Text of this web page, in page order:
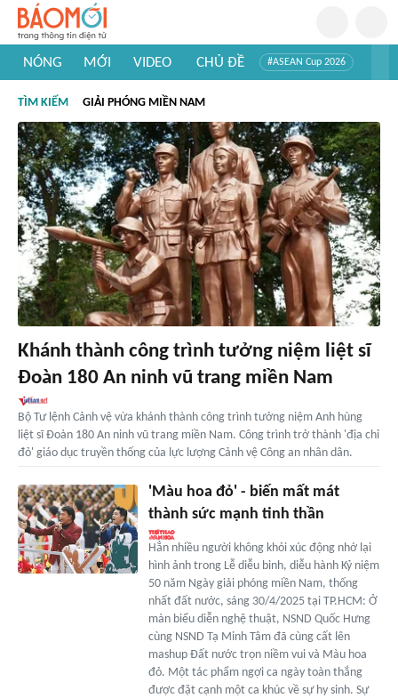
NÓNG MỚI VIDEO CHỦ ĐỀ #ASEAN Cup 2026
#Khám phá thế giới
TÌM KIẾM GIẢI PHÓNG MIỀN NAM
Khánh thành công trình tưởng niệm liệt sĩ
Đoàn 180 An ninh vũ trang miền Nam
Bộ Tư lệnh Cảnh vệ vừa khánh thành công trình tưởng niệm Anh hùng
liệt sĩ Đoàn 180 An ninh vũ trang miền Nam. Công trình trở thành 'địa chỉ
đỏ' giáo dục truyền thống của lực lượng Cảnh vệ Công an nhân dân.
'Màu hoa đỏ' - biến mất mát
thành sức mạnh tinh thần
Hẳn nhiều người không khỏi xúc động nhớ lại
hình ảnh trong Lễ diễu binh, diễu hành Kỷ niệm
50 năm Ngày giải phóng miền Nam, thống
nhất đất nước, sáng 30/4/2025 tại TP.HCM: Ở
màn biểu diễn nghệ thuật, NSND Quốc Hưng
cùng NSND Tạ Minh Tâm đã cùng cất lên
mashup Đất nước trọn niềm vui và Màu hoa
đỏ. Một tác phẩm ngợi ca ngày toàn thắng
được đặt cạnh một ca khúc về sự hy sinh. Sự